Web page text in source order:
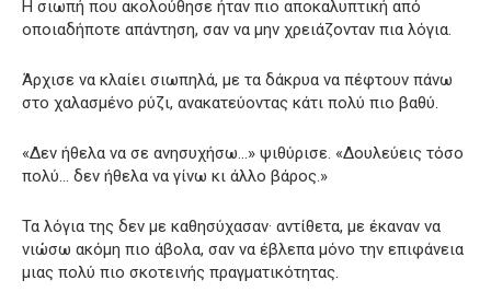
Η σιωπή που ακολούθησε ήταν πιο αποκαλυπτική από
οποιαδήποτε απάντηση, σαν να μην χρειάζονταν πια λόγια.
Άρχισε να κλαίει σιωπηλά, με τα δάκρυα να πέφτουν πάνω
στο χαλασμένο ρύζι, ανακατεύοντας κάτι πολύ πιο βαθύ.
«Δεν ήθελα να σε ανησυχήσω…» ψιθύρισε. «Δουλεύεις τόσο
πολύ… δεν ήθελα να γίνω κι άλλο βάρος.»
Τα λόγια της δεν με καθησύχασαν· αντίθετα, με έκαναν να
νιώσω ακόμη πιο άβολα, σαν να έβλεπα μόνο την επιφάνεια
μιας πολύ πιο σκοτεινής πραγματικότητας.